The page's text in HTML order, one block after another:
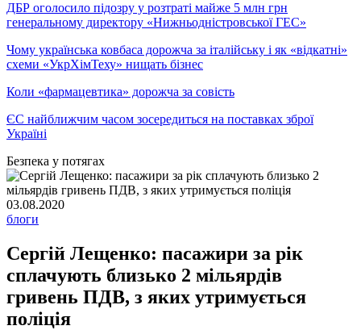
ДБР оголосило підозру у розтраті майже 5 млн грн
генеральному директору «Нижньодністровської ГЕС»
Чому українська ковбаса дорожча за італійську і як «відкатні»
схеми «УкрХімТеху» нищать бізнес
Коли «фармацевтика» дорожча за совість
ЄС найближчим часом зосередиться на поставках зброї
Україні
Безпека у потягах
03.08.2020
блоги
Сергій Лещенко: пасажири за рік
сплачують близько 2 мільярдів
гривень ПДВ, з яких утримується
поліція